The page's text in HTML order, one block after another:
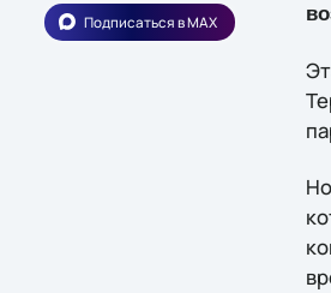
Подписаться в MAX